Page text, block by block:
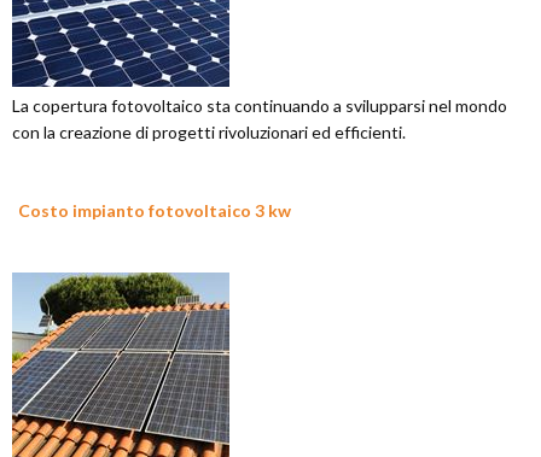
La copertura fotovoltaico sta continuando a svilupparsi nel mondo
con la creazione di progetti rivoluzionari ed efficienti.
Costo impianto fotovoltaico 3 kw